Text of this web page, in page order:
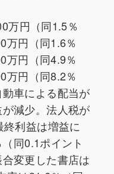
万円（同1.5％
万円（同1.6％
万円（同4.9％
万円（同8.2％
車による配当が
減少。法人税が
利益は増益に
同0.1ポイント
変更した書店は